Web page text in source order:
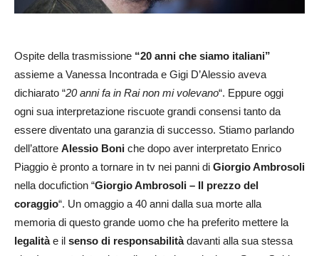
Ospite della trasmissione “20 anni che siamo italiani”
assieme a Vanessa Incontrada e Gigi D’Alessio aveva
dichiarato “20 anni fa in Rai non mi volevano“. Eppure oggi
ogni sua interpretazione riscuote grandi consensi tanto da
essere diventato una garanzia di successo. Stiamo parlando
dell’attore Alessio Boni che dopo aver interpretato Enrico
Piaggio è pronto a tornare in tv nei panni di Giorgio Ambrosoli
nella docufiction “Giorgio Ambrosoli – Il prezzo del
coraggio“. Un omaggio a 40 anni dalla sua morte alla
memoria di questo grande uomo che ha preferito mettere la
legalitàe il senso di responsabilitàdavanti alla sua stessa